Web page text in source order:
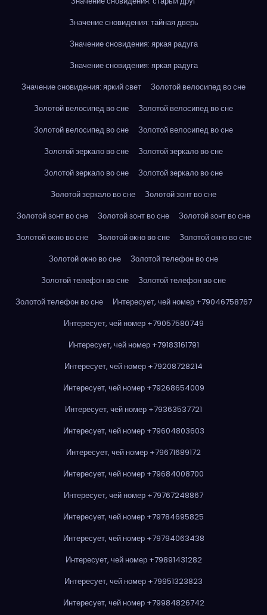
Значение сновидения: тайная дверь
Значение сновидения: яркая радуга
Значение сновидения: яркая радуга
Значение сновидения: яркий свет
Золотой велосипед во сне
Золотой велосипед во сне
Золотой велосипед во сне
Золотой велосипед во сне
Золотой велосипед во сне
Золотой зеркало во сне
Золотой зеркало во сне
Золотой зеркало во сне
Золотой зеркало во сне
Золотой зеркало во сне
Золотой зонт во сне
Золотой зонт во сне
Золотой зонт во сне
Золотой зонт во сне
Золотой окно во сне
Золотой окно во сне
Золотой окно во сне
Золотой окно во сне
Золотой телефон во сне
Золотой телефон во сне
Золотой телефон во сне
Золотой телефон во сне
Интересует, чей номер +79046758767
Интересует, чей номер +79057580749
Интересует, чей номер +79183161791
Интересует, чей номер +79208728214
Интересует, чей номер +79268654009
Интересует, чей номер +79363537721
Интересует, чей номер +79604803603
Интересует, чей номер +79671689172
Интересует, чей номер +79684008700
Интересует, чей номер +79767248867
Интересует, чей номер +79784695825
Интересует, чей номер +79794063438
Интересует, чей номер +79891431282
Интересует, чей номер +79951323823
Интересует, чей номер +79984826742